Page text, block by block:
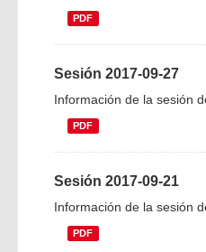
PDF
Sesión 2017-09-27
Información de la sesión
PDF
Sesión 2017-09-21
Información de la sesión
PDF